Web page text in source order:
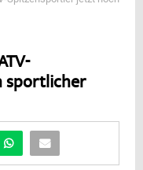
sportlicher